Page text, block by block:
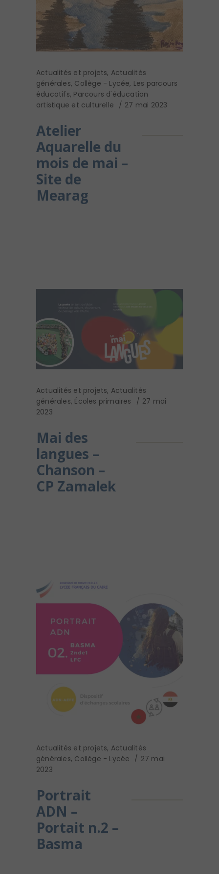
Actualités et projets, Actualités
générales, Collège - Lycée, Les parcours
éducatifs, Parcours d'éducation
artistique et culturelle
27 mai 2023
Atelier
Aquarelle du
mois de mai –
Site de
Mearag
Actualités et projets, Actualités
générales, Écoles primaires
27 mai
2023
Mai des
langues –
Chanson –
CP Zamalek
Actualités et projets, Actualités
générales, Collège - Lycée
27 mai
2023
Portrait
ADN –
Portait n.2 –
Basma